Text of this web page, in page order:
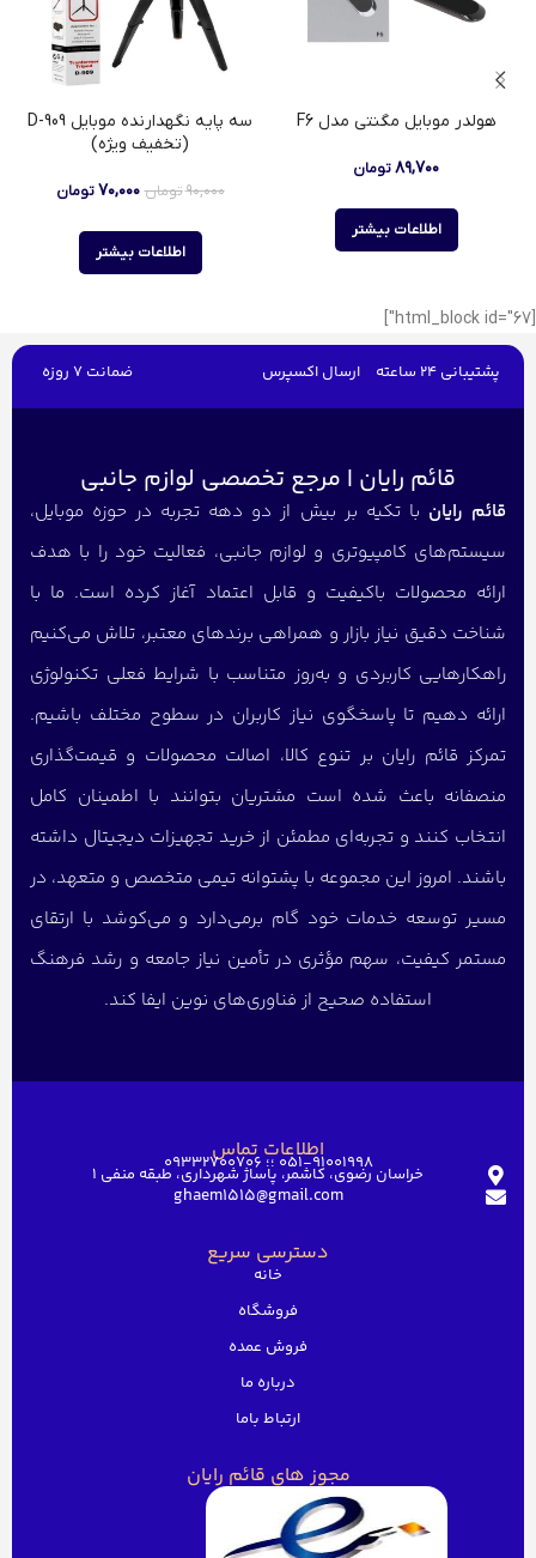
هولدر موبایل مگنتی مدل F6
۸۹,۷۰۰تومان
اطلاعات بیشتر
سه پایه نگهدارنده موبایل D-909
(تخفیف ویژه)
۹۰,۰۰۰تومان ۷۰,۰۰۰ تومان
اطلاعات بیشتر
[html_block id="67"]
پشتیبانی 24 ساعته ارسال اکسپرس ضمانت 7 روزه
قائم رایان | مرجع تخصصی لوازم جانبی
قائم رایان با تکیه بر بیش از دو دهه تجربه در حوزه موبایل،
سیستم‌های کامپیوتری و لوازم جانبی، فعالیت خود را با هدف
ارائه محصولات باکیفیت و قابل اعتماد آغاز کرده است. ما با
شناخت دقیق نیاز بازار و همراهی برندهای معتبر، تلاش می‌کنیم
راهکارهایی کاربردی و به‌روز متناسب با شرایط فعلی تکنولوژی
ارائه دهیم تا پاسخگوی نیاز کاربران در سطوح مختلف باشیم.
تمرکز قائم رایان بر تنوع کالا، اصالت محصولات و قیمت‌گذاری
منصفانه باعث شده است مشتریان بتوانند با اطمینان کامل
انتخاب کنند و تجربه‌ای مطمئن از خرید تجهیزات دیجیتال داشته
باشند. امروز این مجموعه با پشتوانه تیمی متخصص و متعهد، در
مسیر توسعه خدمات خود گام برمی‌دارد و می‌کوشد با ارتقای
مستمر کیفیت، سهم مؤثری در تأمین نیاز جامعه و رشد فرهنگ
استفاده صحیح از فناوری‌های نوین ایفا کند.
اطلاعات تماس051-91001998 ؛؛ 09332700706
خراسان رضوی، کاشمر، پاساژ شهرداری، طبقه منفی ۱
ghaem1515@gmail.com
دسترسی سریع
خانه
فروشگاه
فروش عمده
درباره ما
ارتباط باما
مجوز های قائم رایان